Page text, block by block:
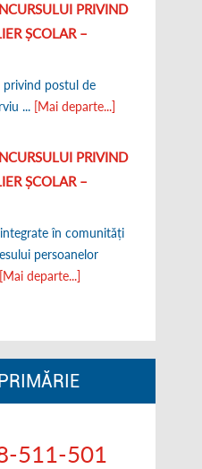
PRIVIND
ȘCOLAR –
privind postul de
... [Mai departe...]
PRIVIND
ȘCOLAR –
integrate în comunități
persoanelor
[Mai departe...]
511-501